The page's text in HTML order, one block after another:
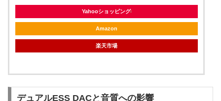
Yahooショッピング
Amazon
楽天市場
デュアルESS DACと音質への影響